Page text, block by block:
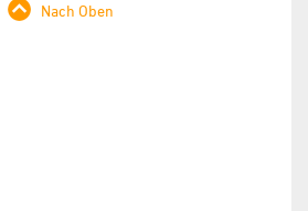
Nach Oben